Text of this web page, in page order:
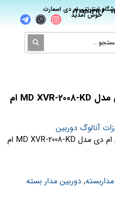
اینترنتی ام دی اسمارت
خوش آمدید
02191014146_
DVRدی وی ار8کانال ام دی مدل MD XVR-2008-KD ام
آنالوگ دوربین
/ DVRدی وی ار8کانال ام دی مدل MD XVR-2008-KD ام
, دوربین مدار بسته